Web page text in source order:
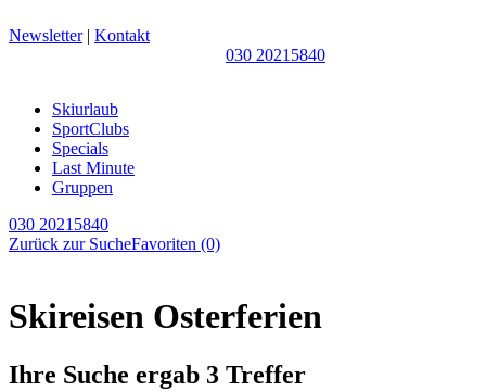
Newsletter| Kontakt
030 20215840
Skiurlaub
SportClubs
Specials
Last Minute
Gruppen
030 20215840
Zurück zur SucheFavoriten (0)
Skireisen Osterferien
Ihre Suche ergab 3 Treffer